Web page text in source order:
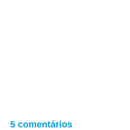
5 comentários